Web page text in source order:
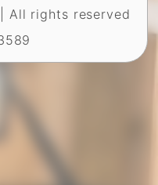
All rights reserved